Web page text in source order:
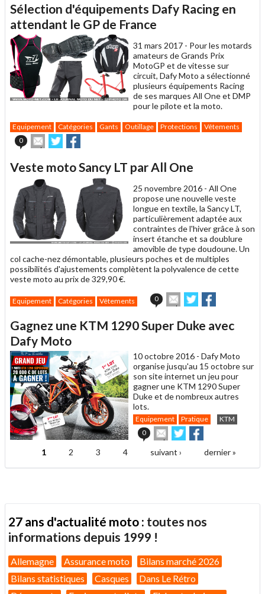
à
un
ami
Sélection d'équipements Dafy Racing en
attendant le GP de France
31 mars 2017 - Pour les motards
amateurs de Grands Prix
MotoGP et de vitesse sur
circuit, Dafy Moto a sélectionné
plusieurs équipements Racing
de ses marques All One et DMP
pour le pilote et la moto.
Equipement Catégories Gants Outillage Protections
Vêtements
0
Envoyer
cet
à
un
ami
Partager
sur sur
Veste moto Sancy LT par All One
25 novembre 2016 - All One
propose une nouvelle veste
longue en textile, la Sancy LT,
particulièrement adaptée aux
contraintes de l'hiver grâce à son
insert étanche et sa doublure
amovible de type doudoune. Un
col cache-nez démontable, plusieurs poches et de multiples
possibilités d'ajustements complètent la polyvalence de cette
veste moto au prix de 329,90 €.
Equipement Catégories Vêtements 0
Envoyer
cet
à
Partager
sur sur
Gagnez une KTM 1290 Super Duke avec
Dafy Moto
10 octobre 2016 - Dafy Moto
organise jusqu'au 15 octobre sur
son site internet un jeu pour
gagner une KTM 1290 Super
Duke et de nombreux autres
lots.
Equipement Pratique
KTM
0
Envoyer
cet
article
un
Partager
sur
Twitter
sur
Facebook
Pages1 2 3 4 suivant › dernier »
27 ans d'actualité moto : toutes nos
informations depuis 1999 !
Allemagne Assurance moto
Bilans marché 2026
Bilans statistiques
Casques
Dans Le Rétro